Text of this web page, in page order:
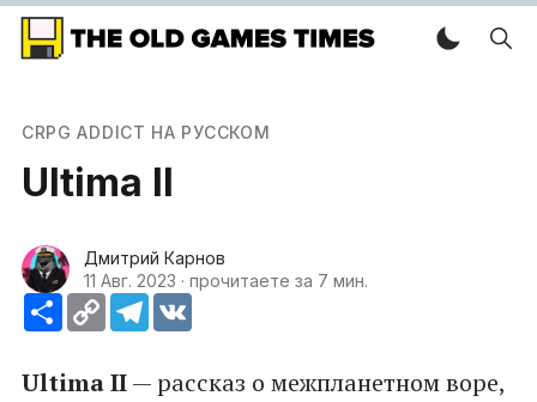
CRPG ADDICT НА РУССКОМ
Ultima II
Дмитрий Карнов
11 Авг. 2023 · прочитаете за 7 мин.
Ресурс
Copy
Link
Telegram
VK
Ultima II— рассказ о межпланетном воре,